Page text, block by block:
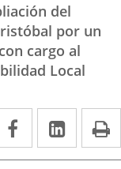
del
por un
cargo al
Local
Facebook
Enlace
a
Enlace
a